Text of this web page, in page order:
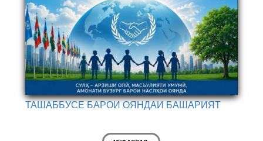
ТАШАББУСЕ БАРОИ ОЯНДАИ БАШАРИЯТ